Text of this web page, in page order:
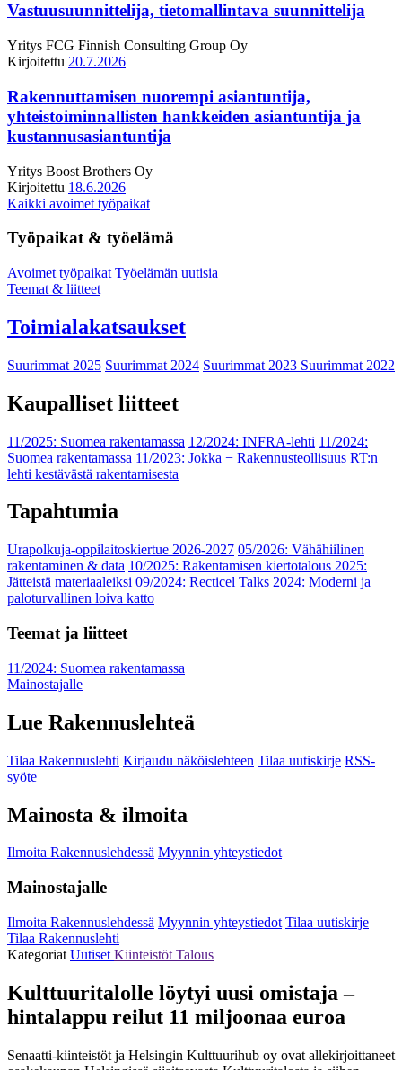
Vastuusuunnittelija, tietomallintava suunnittelija
Yritys FCG Finnish Consulting Group Oy
Kirjoitettu 20.7.2026
Rakennuttamisen nuorempi asiantuntija,
yhteistoiminnallisten hankkeiden asiantuntija ja
kustannusasiantuntija
Yritys Boost Brothers Oy
Kirjoitettu 18.6.2026
Kaikki avoimet työpaikat
Työpaikat & työelämä
Avoimet työpaikat Työelämän uutisia
Teemat & liitteet
Toimialakatsaukset
Suurimmat 2025 Suurimmat 2024 Suurimmat 2023 Suurimmat 2022
Kaupalliset liitteet
11/2025: Suomea rakentamassa 12/2024: INFRA-lehti 11/2024:
Suomea rakentamassa 11/2023: Jokka − Rakennusteollisuus RT:n
lehti kestävästä rakentamisesta
Tapahtumia
Urapolkuja-oppilaitoskiertue 2026-2027 05/2026: Vähähiilinen
rakentaminen & data 10/2025: Rakentamisen kiertotalous 2025:
Jätteistä materiaaleiksi 09/2024: Recticel Talks 2024: Moderni ja
paloturvallinen loiva katto
Teemat ja liitteet
11/2024: Suomea rakentamassa
Mainostajalle
Lue Rakennuslehteä
Tilaa Rakennuslehti Kirjaudu näköislehteen Tilaa uutiskirje RSS-
syöte
Mainosta & ilmoita
Ilmoita Rakennuslehdessä Myynnin yhteystiedot
Mainostajalle
Ilmoita Rakennuslehdessä Myynnin yhteystiedot Tilaa uutiskirje
Tilaa Rakennuslehti
Kategoriat Uutiset Kiinteistöt Talous
Kulttuuritalolle löytyi uusi omistaja –
hintalappu reilut 11 miljoonaa euroa
Senaatti-kiinteistöt ja Helsingin Kulttuurihub oy ovat allekirjoittaneet